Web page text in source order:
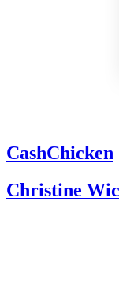
CashChicken
Christine